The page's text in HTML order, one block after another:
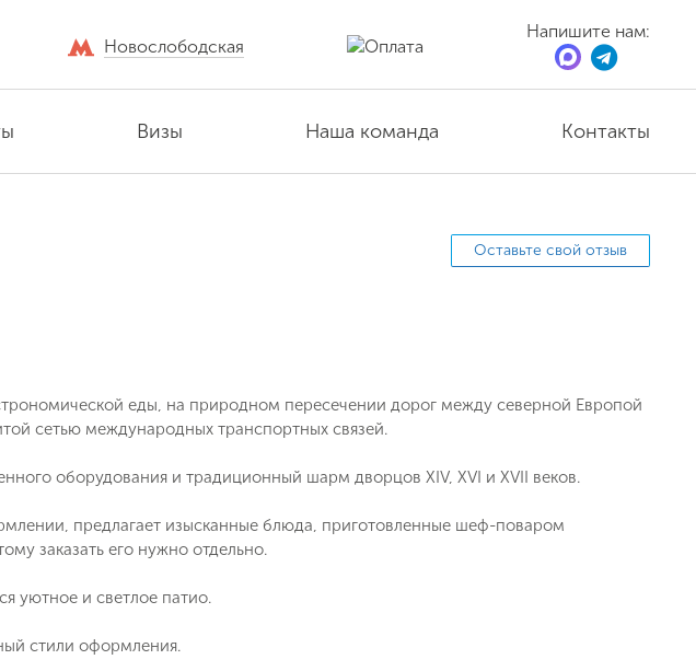
Новослободская
Напишите нам:
Визы Наша команда Контакты
Оставьте свой отзыв
еды, на природном пересечении дорог между северной Европой
сетью международных транспортных связей.
оборудования и традиционный шарм дворцов XIV, XVI и XVII веков.
предлагает изысканные блюда, приготовленные шеф-поваром
заказать его нужно отдельно.
уютное и светлое патио.
стили оформления.